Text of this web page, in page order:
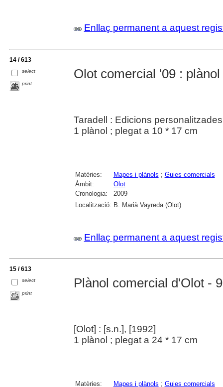
Enllaç permanent a aquest
14 / 613
select
print
Olot comercial '09 :
Taradell : Edicions
1 plànol ; plegat a 10 * 17 cm
Matèries: Mapes i plànols ; Guies comercials
Àmbit:
Olot
Cronologia:
2009
Localització: B. Marià Vayreda (Olot)
Enllaç permanent a aquest
15 / 613
select
print
Plànol comercial d'Olot -
[Olot] : [s.n.], [1992]
1 plànol ; plegat a 24 * 17 cm
Matèries: Mapes i plànols ; Guies comercials